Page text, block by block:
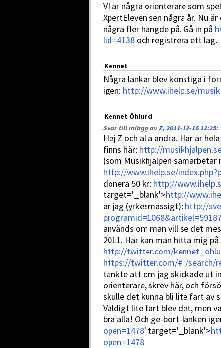
VI är några orienterare som
XpertEleven sen några år. Nu
några fler hängde på. Gå in på
lid=4138 och registrera ett lag.
Kennet
Några länkar blev konstiga i
igen: http://www.ihelp.se/
Kennet Öhlund
Svar till inlägg avZ, 2011-12-16 12:25:
Hej Z och alla andra. Här är
finns här: http://musikhjalpen.se
(som Musikhjälpen samarbetar
http://www.ihelp.se/
donera 50 kr: http://
target='_blank'>http://
är jag (yrkesmässigt): http://
används om man vill se det
2011. Här kan man hitta mig
http://twitter.com/
https://twitter.com/#!/search/
tänkte att om jag skickade ut
orienterare, skrev här, och
skulle det kunna bli lite fart av
Väldigt lite fart blev det, men
bra alla! Och ge-bort-länken
open=1478' target='_blank'>
open=1478